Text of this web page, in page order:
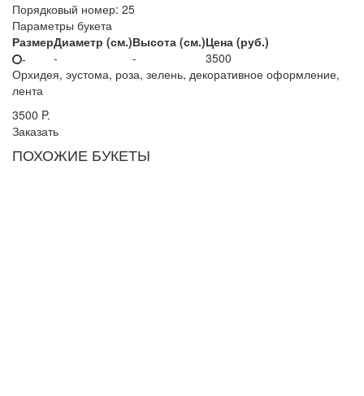
Порядковый номер: 25
Параметры букета
РазмерДиаметр (см.)Высота (см.)Цена (руб.)
- - -
3500
Орхидея, эустома, роза, зелень, декоративное оформление,
лента
3500 P.
Заказать
ПОХОЖИЕ БУКЕТЫ